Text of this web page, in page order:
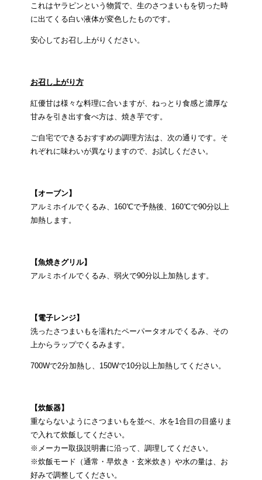
これはヤラピンという物質で、生のさつまいもを切った時
に出てくる白い液体が変色したものです。
安心してお召し上がりください。
お召し上がり方
紅優甘は様々な料理に合いますが、ねっとり食感と濃厚な
甘みを引き出す食べ方は、焼き芋です。
ご自宅でできるおすすめの調理方法は、次の通りです。そ
れぞれに味わいが異なりますので、お試しください。
【オーブン】
アルミホイルでくるみ、160℃で予熱後、160℃で90分以上
加熱します。
【魚焼きグリル】
アルミホイルでくるみ、弱火で90分以上加熱します。
【電子レンジ】
洗ったさつまいもを濡れたペーパータオルでくるみ、その
上からラップでくるみます。
700Wで2分加熱し、150Wで10分以上加熱してください。
【炊飯器】
重ならないようにさつまいもを並べ、水を1合目の目盛りま
で入れて炊飯してください。
※メーカー取扱説明書に沿って、調理してください。
※炊飯モード（通常・早炊き・玄米炊き）や水の量は、お
好みで調整してください。